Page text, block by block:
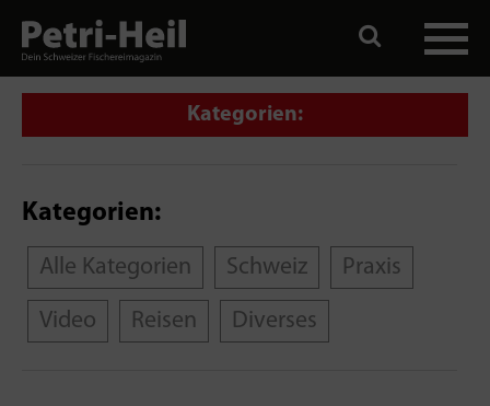
Kategorien:
Kategorien:
Alle Kategorien Schweiz Praxis
Video Reisen Diverses